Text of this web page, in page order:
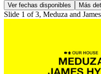
Ver fechas disponibles Más
Slide 1 of 3, Meduza and